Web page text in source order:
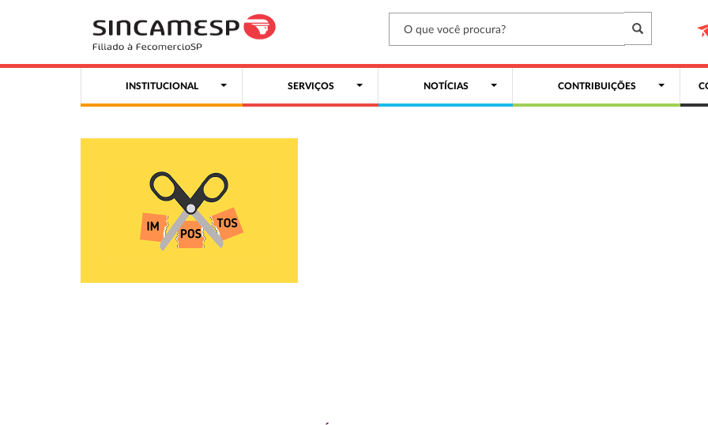
INSTITUCIONAL SERVIÇOS NOTÍCIAS CONTRIBUIÇÕES